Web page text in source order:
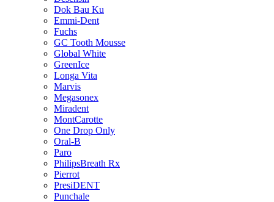
Dok Bau Ku
Emmi-Dent
Fuchs
GC Tooth Mousse
Global White
GreenIce
Longa Vita
Marvis
Megasonex
Miradent
MontCarotte
One Drop Only
Oral-B
Paro
PhilipsBreath Rx
Pierrot
PresiDENT
Punchale